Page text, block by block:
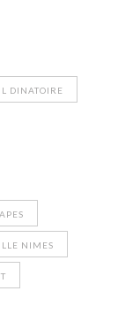
DINATOIRE
NIMES